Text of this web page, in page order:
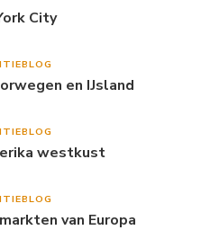
City
en IJsland
westkust
van Europa